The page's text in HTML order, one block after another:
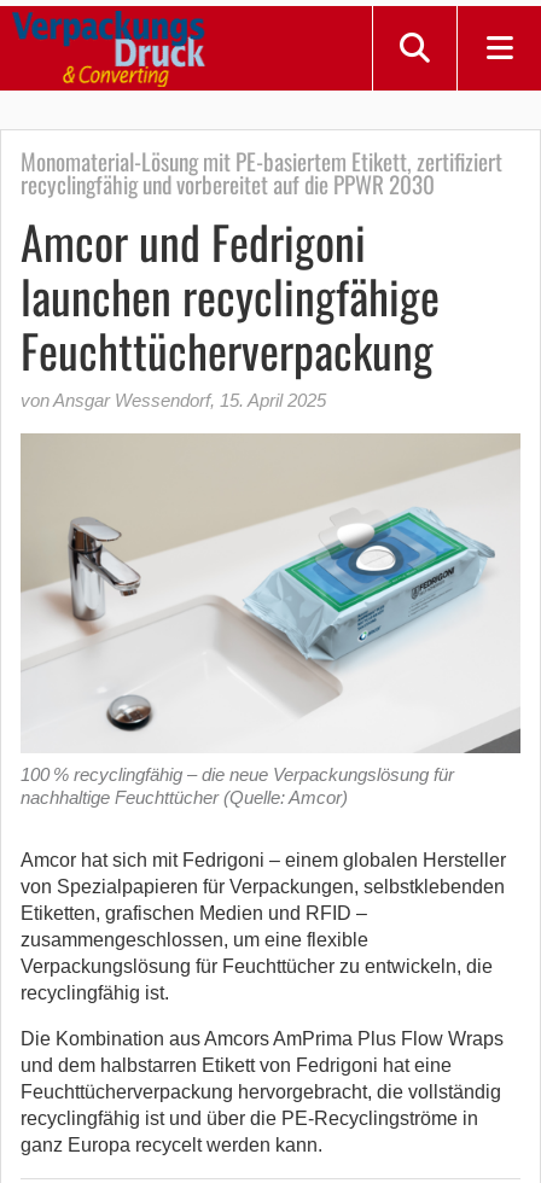
Monomaterial-Lösung mit PE-basiertem Etikett, zertifiziert
recyclingfähig und vorbereitet auf die PPWR 2030
Amcor und Fedrigoni
launchen recyclingfähige
Feuchttücherverpackung
von Ansgar Wessendorf, 15. April 2025
100 % recyclingfähig – die neue Verpackungslösung für
nachhaltige Feuchttücher (Quelle: Amcor)
Amcor hat sich mit Fedrigoni – einem globalen Hersteller
von Spezialpapieren für Verpackungen, selbstklebenden
Etiketten, grafischen Medien und RFID –
zusammengeschlossen, um eine flexible
Verpackungslösung für Feuchttücher zu entwickeln, die
recyclingfähig ist.
Die Kombination aus Amcors AmPrima Plus Flow Wraps
und dem halbstarren Etikett von Fedrigoni hat eine
Feuchttücherverpackung hervorgebracht, die vollständig
recyclingfähig ist und über die PE-Recyclingströme in
ganz Europa recycelt werden kann.